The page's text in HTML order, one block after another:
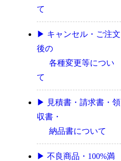
て
▶ キャンセル・ご注文
後の
各種変更等につい
て
▶ 見積書・請求書・領
収書・
納品書について
▶ 不良商品・100%満